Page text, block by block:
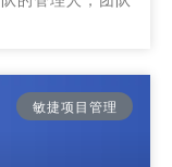
敏捷项目管理